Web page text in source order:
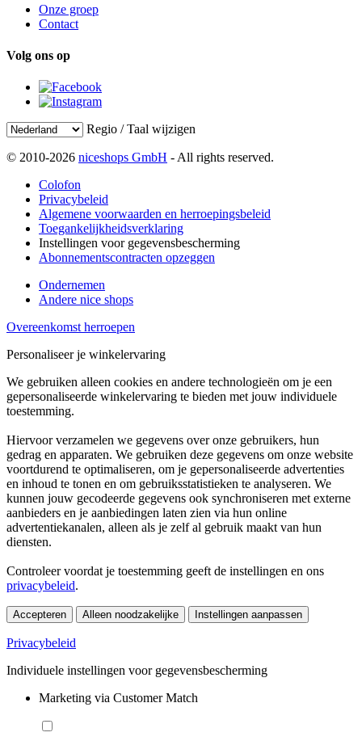
Onze groep
Contact
Volg ons op
Regio / Taal wijzigen
© 2010-2026 niceshops GmbH - All rights reserved.
Colofon
Privacybeleid
Algemene voorwaarden en herroepingsbeleid
Toegankelijkheidsverklaring
Instellingen voor gegevensbescherming
Abonnementscontracten opzeggen
Ondernemen
Andere nice shops
Overeenkomst herroepen
Personaliseer je winkelervaring
We gebruiken alleen cookies en andere technologieën om je een
gepersonaliseerde winkelervaring te bieden met jouw individuele
toestemming.
Hiervoor verzamelen we gegevens over onze gebruikers, hun
gedrag en apparaten. We gebruiken deze gegevens om onze website
voortdurend te optimaliseren, om je gepersonaliseerde advertenties
en inhoud te tonen en om gebruiksstatistieken te analyseren. We
kunnen jouw gecodeerde gegevens ook synchroniseren met externe
aanbieders en je aanbiedingen laten zien via hun online
advertentiekanalen, alleen als je zelf al gebruik maakt van hun
diensten.
Controleer voordat je toestemming geeft de instellingen en ons
privacybeleid.
Accepteren Alleen noodzakelijke Instellingen aanpassen
Privacybeleid
Individuele instellingen voor gegevensbescherming
Marketing via Customer Match